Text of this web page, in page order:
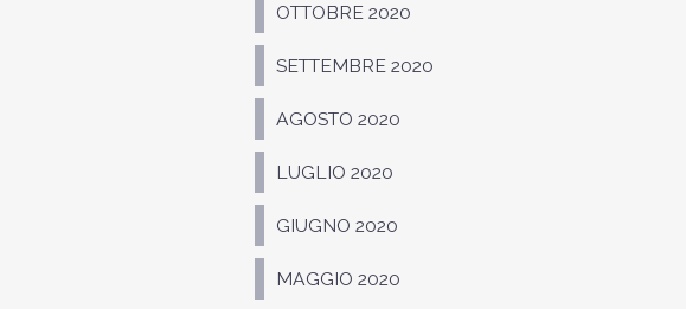
OTTOBRE 2020
SETTEMBRE 2020
AGOSTO 2020
LUGLIO 2020
GIUGNO 2020
MAGGIO 2020